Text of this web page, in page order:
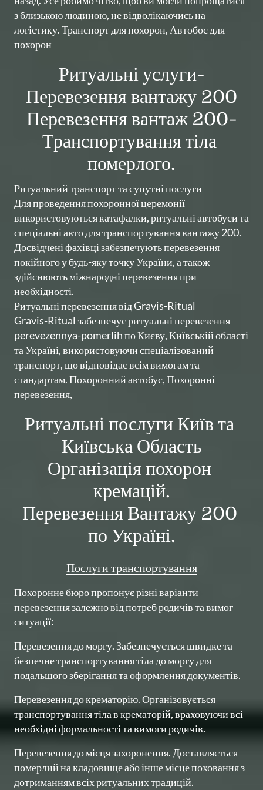
з близькою людиною, не відволікаючись на
логістику. Транспорт для похорон, Автобос для
похорон
Ритуальні услуги-
Перевезення вантажу 200
Перевезення вантаж 200-
Транспортування тіла
померлого.
Ритуальний транспорт та супутні послуги
Для проведення похоронної церемонії
використовуються катафалки, ритуальні автобуси та
спеціальні авто для транспортування вантажу 200.
Досвідчені фахівці забезпечують перевезення
покійного у будь-яку точку України, а також
здійснюють міжнародні перевезення при
необхідності.
Ритуальні перевезення від Gravis-Ritual
Gravis-Ritual забезпечує ритуальні перевезення
perevezennya-pomerlih по Києву, Київській області
та Україні, використовуючи спеціалізований
транспорт, що відповідає всім вимогам та
стандартам. Похоронний автобус, Похоронні
перевезення,
Ритуальні послуги Київ та
Київська Область
Організація похорон
кремацій.
Перевезення Вантажу 200
по Україні.
Послуги транспортування
Похоронне бюро пропонує різні варіанти
перевезення залежно від потреб родичів та вимог
ситуації:
Перевезення до моргу. Забезпечується швидке та
безпечне транспортування тіла до моргу для
подальшого зберігання та оформлення документів.
Перевезення до крематорію. Організовується
транспортування тіла в крематорій, враховуючи всі
необхідні формальності та вимоги родичів.
Перевезення до місця захоронення. Доставляється
померлий на кладовище або інше місце поховання з
дотриманням всіх ритуальних традицій.